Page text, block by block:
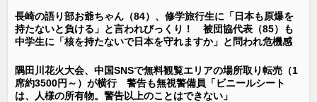
長崎の語り部お爺ちゃん（84）、修学旅行生に「日本も原爆を
持たないと負ける」と言われびっくり！ 被団協代表（85）も
中学生に「核を持たないで日本を守れますか」と問われ危機感
隅田川花火大会、中国SNSで無料観覧エリアの場所取り転売（1
席約3500円～）が横行 警告も無視警備員「ビニールシート
は、人様の所有物。警告以上のことはできない」